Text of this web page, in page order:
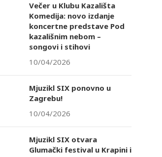
Večer u Klubu Kazališta
Komedija: novo izdanje
koncertne predstave Pod
kazališnim nebom –
songovi i stihovi
10/04/2026
Mjuzikl SIX ponovno u
Zagrebu!
10/04/2026
Mjuzikl SIX otvara
Glumački festival u Krapini i